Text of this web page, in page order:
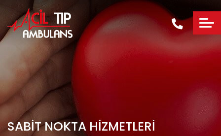
SABİT NOKTA HİZMETLERİ